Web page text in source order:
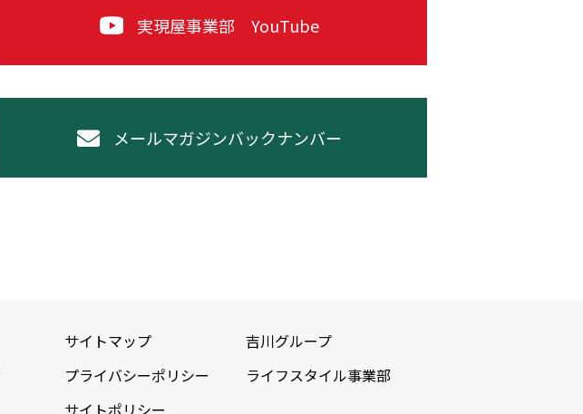
実現屋事業部 YouTube
メールマガジンバックナンバー
サイトマップ
プライバシーポリシー
吉川グループ
ライフスタイル事業部